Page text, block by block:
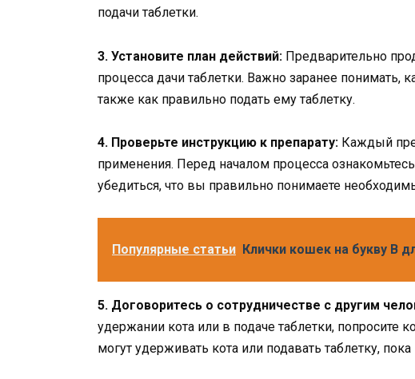
подачи таблетки.
3. Установите план действий: Предварительно
процесса дачи таблетки. Важно заранее понимать,
также как правильно подать ему таблетку.
4. Проверьте инструкцию к препарату: Каждый
применения. Перед началом процесса
убедиться, что вы правильно понимаете
Популярные статьи Клички кошек на букву В
5. Договоритесь о сотрудничестве с другим
удержании кота или в подаче таблетки, попросите
могут удерживать кота или подавать таблетку,